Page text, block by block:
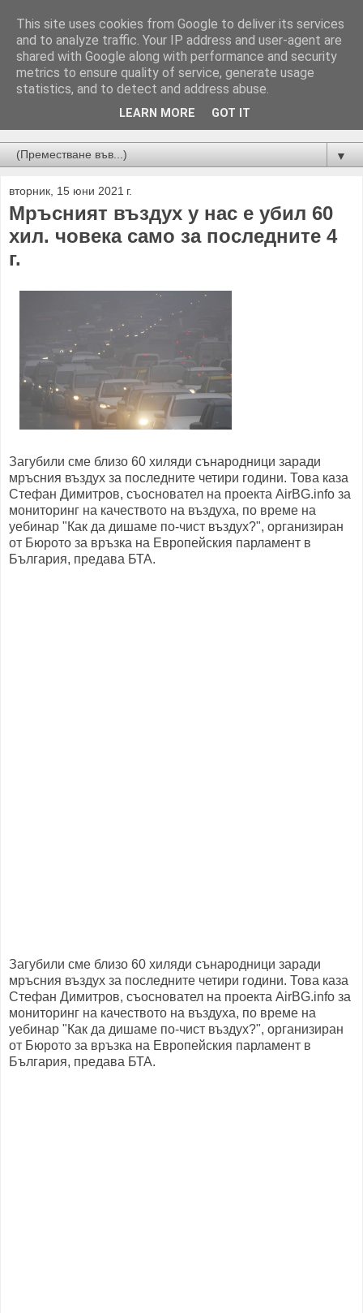
Новини от Бургас, страната и света!
▼
вторник, 15 юни 2021 г.
Мръсният въздух у нас е убил 60
хил. човека само за последните 4
г.
Загубили сме близо 60 хиляди сънародници заради
мръсния въздух за последните четири години. Това каза
Стефан Димитров, съосновател на проекта AirBG.info за
мониторинг на качеството на въздуха, по време на
уебинар "Как да дишаме по-чист въздух?", организиран
от Бюрото за връзка на Европейския парламент в
България, предава БТА.
Загубили сме близо 60 хиляди сънародници заради
мръсния въздух за последните четири години. Това каза
Стефан Димитров, съосновател на проекта AirBG.info за
мониторинг на качеството на въздуха, по време на
уебинар "Как да дишаме по-чист въздух?", организиран
от Бюрото за връзка на Европейския парламент в
България, предава БТА.
This site uses cookies from Google to deliver its services
and to analyze traffic. Your IP address and user-agent are
shared with Google along with performance and security
metrics to ensure quality of service, generate usage
statistics, and to detect and address abuse.
LEARN MORE GOT IT